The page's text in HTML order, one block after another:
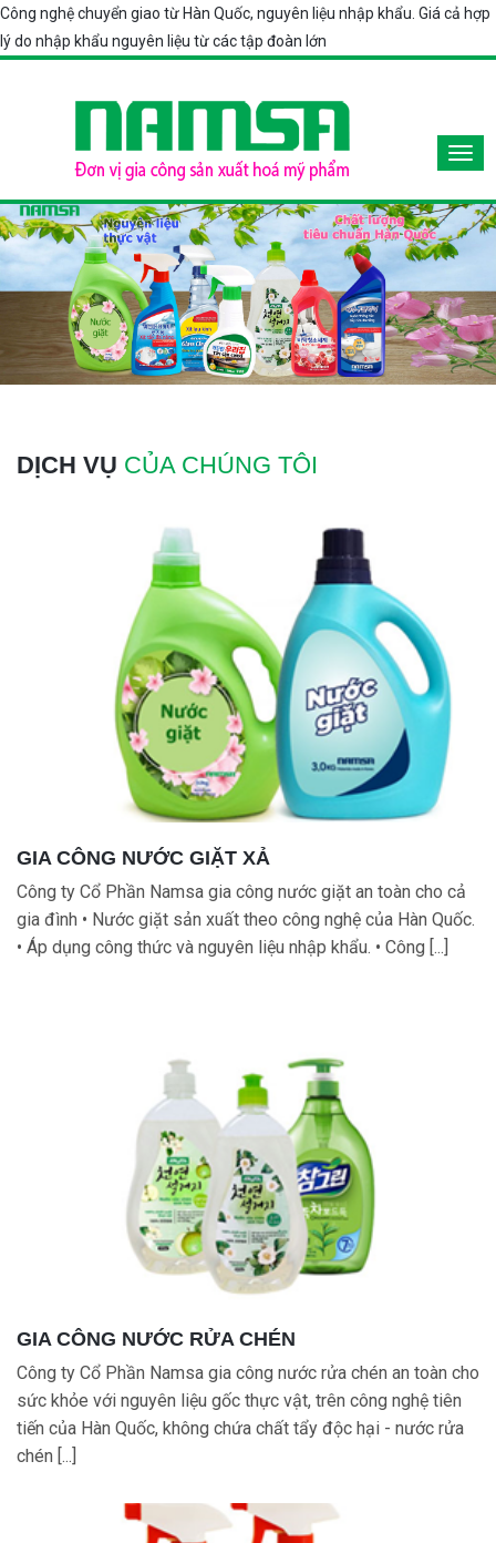
Công nghệ chuyển giao từ Hàn Quốc, nguyên liệu nhập khẩu. Giá cả hợp
lý do nhập khẩu nguyên liệu từ các tập đoàn lớn
DỊCH VỤ CỦA CHÚNG TÔI
GIA CÔNG NƯỚC GIẶT XẢ
Công ty Cổ Phần Namsa gia công nước giặt an toàn cho cả
gia đình • Nước giặt sản xuất theo công nghệ của Hàn Quốc.
• Áp dụng công thức và nguyên liệu nhập khẩu. • Công [...]
GIA CÔNG NƯỚC RỬA CHÉN
Công ty Cổ Phần Namsa gia công nước rửa chén an toàn cho
sức khỏe với nguyên liệu gốc thực vật, trên công nghệ tiên
tiến của Hàn Quốc, không chứa chất tẩy độc hại - nước rửa
chén [...]